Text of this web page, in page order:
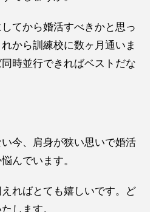
てから婚活すべきかと思っ
れから訓練校に数ヶ月通いま
時並行できればベストだな
今、肩身が狭い思いで婚活
んでいます。
ればとても嬉しいです。ど
します。